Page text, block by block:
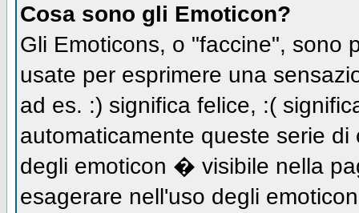
Cosa sono gli Emoticon?
Gli Emoticons, o "faccine", sono
usate per esprimere una
ad es. :) significa felice, :(
automaticamente queste serie
degli emoticon � visibile nella
esagerare nell'uso degli